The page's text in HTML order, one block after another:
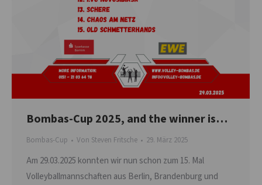
Bombas-Cup 2025, and the winner is…
Bombas-Cup Von Steven Fritsche 29. März 2025
Am 29.03.2025 konnten wir nun schon zum 15. Mal
Volleyballmannschaften aus Berlin, Brandenburg und